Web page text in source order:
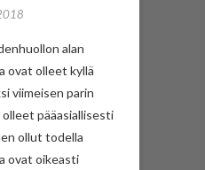
alan
ovat olleet kyllä
viimeisen parin
pääasiallisesti
ollut todella
ovat oikeasti